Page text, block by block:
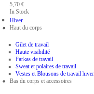
5,70 €
In Stock
Hiver
Haut du corps
Gilet de travail
Haute visibilité
Parkas de travail
Sweat et polaires de travail
Vestes et Blousons de travail hiver
Bas du corps et accessoires